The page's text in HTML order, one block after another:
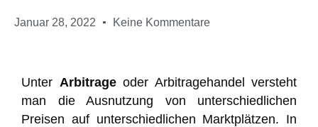
Januar 28, 2022 Keine Kommentare
Unter Arbitrageoder Arbitragehandel versteht
man die Ausnutzung von unterschiedlichen
Preisen auf unterschiedlichen Marktplätzen. In